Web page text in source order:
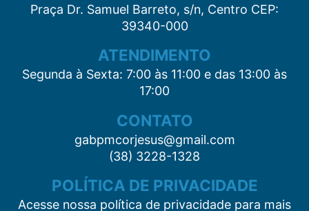
Praça Dr. Samuel Barreto, s/n, Centro CEP:
39340-000
ATENDIMENTO
Segunda à Sexta: 7:00 às 11:00 e das 13:00 às
17:00
CONTATO
gabpmcorjesus@gmail.com
(38) 3228-1328
POLÍTICA DE PRIVACIDADE
Acesse nossa política de privacidade para mais